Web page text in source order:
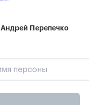
Андрей Перепечко